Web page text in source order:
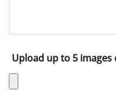
Upload up to 5 images